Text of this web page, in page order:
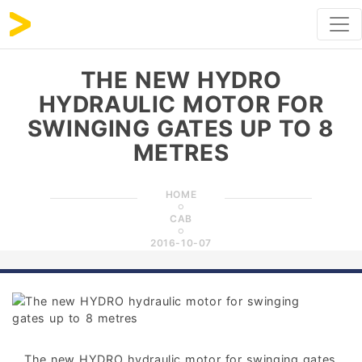
THE NEW HYDRO
HYDRAULIC MOTOR FOR
SWINGING GATES UP TO 8
METRES
HOME
CAB
2016-10-07
The new HYDRO hydraulic motor for swinging gates